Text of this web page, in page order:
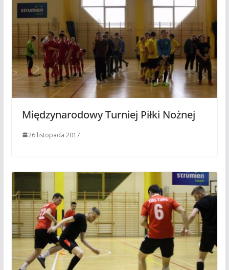
Międzynarodowy Turniej Piłki Nożnej
26 listopada 2017